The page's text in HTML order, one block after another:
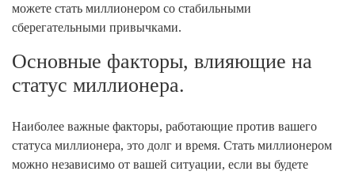
можете стать миллионером со стабильными
сберегательными привычками.
Основные факторы, влияющие на
статус миллионера.
Наиболее важные факторы, работающие против вашего
статуса миллионера, это долг и время. Стать миллионером
можно независимо от вашей ситуации, если вы будете